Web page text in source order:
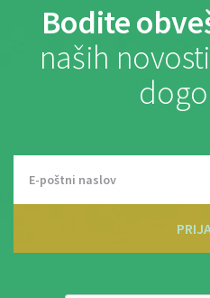
Bodite
naših